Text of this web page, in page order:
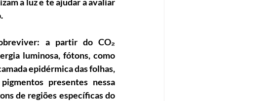
a partir do CO₂
luminosa, fótons, como
epidérmica das folhas,
presentes nessa
de regiões específicas do